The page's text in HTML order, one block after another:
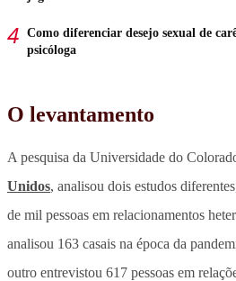
Como diferenciar desejo sexual de
psicóloga
O levantamento
A pesquisa da Universidade do
Unidos, analisou dois estudos
de mil pessoas em relacionamentos
analisou 163 casais na época da
outro entrevistou 617 pessoas em